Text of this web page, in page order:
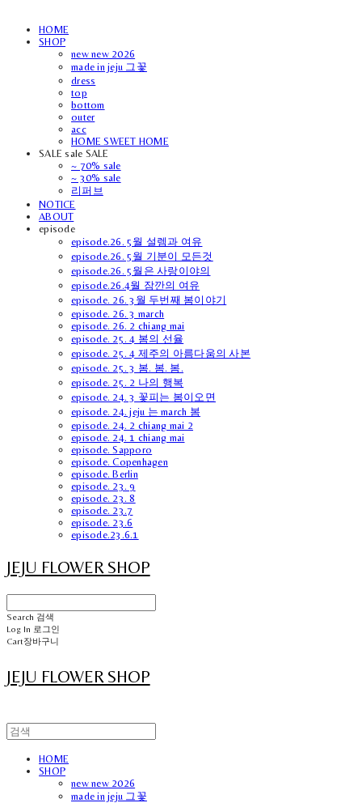
HOME
SHOP
new new 2026
made in jeju 그꽃
dress
top
bottom
outer
acc
HOME SWEET HOME
SALE sale SALE
~ 70% sale
~ 30% sale
리퍼브
NOTICE
ABOUT
episode
episode.26. 5월 설렘과 여유
episode.26. 5월 기분이 모든것
episode.26. 5월은 사랑이야의
episode.26.4월 잠깐의 여유
episode. 26. 3월 두번째 봄이야기
episode. 26. 3 march
episode. 26. 2 chiang mai
episode. 25. 4 봄의 선율
episode. 25. 4 제주의 아름다움의 사본
episode. 25. 3 봄. 봄. 봄.
episode. 25. 2 나의 행복
episode. 24. 3 꽃피는 봄이오면
episode. 24. jeju 는 march 봄
episode. 24. 2 chiang mai 2
episode. 24. 1 chiang mai
episode. Sapporo
episode. Copenhagen
episode. Berlin
episode. 23. 9
episode. 23. 8
episode. 23.7
episode. 23.6
episode.23.6.1
JEJU FLOWER SHOP
Search 검색
Log In 로그인
Cart장바구니
JEJU FLOWER SHOP
HOME
SHOP
new new 2026
made in jeju 그꽃